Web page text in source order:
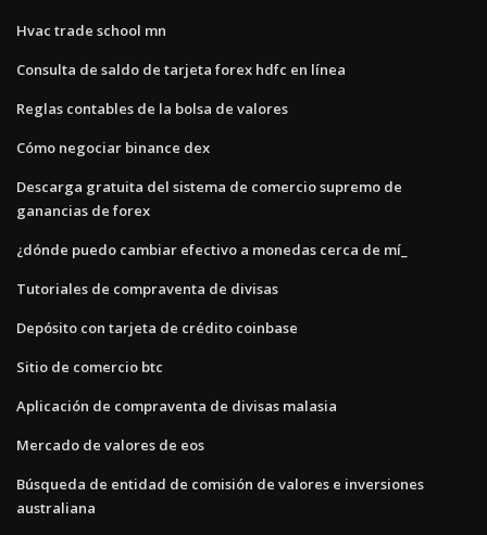
Hvac trade school mn
Consulta de saldo de tarjeta forex hdfc en línea
Reglas contables de la bolsa de valores
Cómo negociar binance dex
Descarga gratuita del sistema de comercio supremo de
ganancias de forex
¿dónde puedo cambiar efectivo a monedas cerca de mí_
Tutoriales de compraventa de divisas
Depósito con tarjeta de crédito coinbase
Sitio de comercio btc
Aplicación de compraventa de divisas malasia
Mercado de valores de eos
Búsqueda de entidad de comisión de valores e inversiones
australiana